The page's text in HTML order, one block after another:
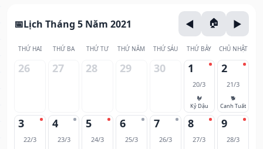
Lịch Tháng 5 Năm 2021
THỨ HAI THỨ BA THỨ TƯ THỨ NĂM THỨ SÁU THỨ BẢY CHỦ NHẬT
26 27 28 29 30 1
20/3
🐓
Kỷ Dậu
2
21/3
🐕
Canh Tuất
3
22/3
4
23/3
5
24/3
6
25/3
7
26/3
8
27/3
9
28/3